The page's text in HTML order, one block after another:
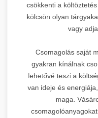
csökkenti a
kölcsön olyan
vagy
Csomagolás saját
gyakran kínálnak
lehetővé teszi a
van ideje és
maga.